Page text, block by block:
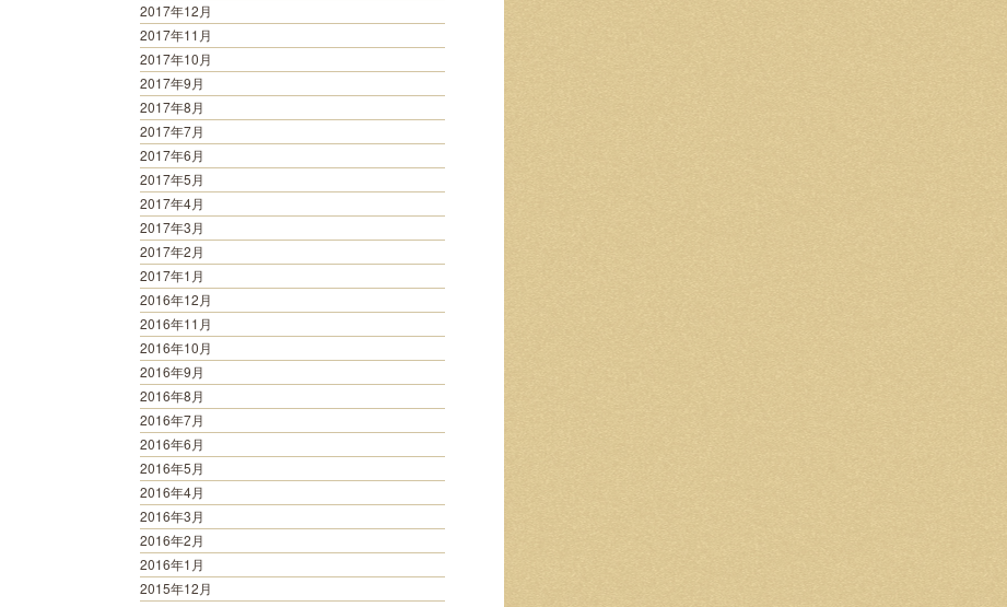
2017年12月
2017年11月
2017年10月
2017年9月
2017年8月
2017年7月
2017年6月
2017年5月
2017年4月
2017年3月
2017年2月
2017年1月
2016年12月
2016年11月
2016年10月
2016年9月
2016年8月
2016年7月
2016年6月
2016年5月
2016年4月
2016年3月
2016年2月
2016年1月
2015年12月